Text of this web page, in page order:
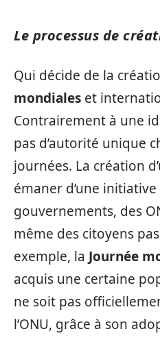
Le processus de
Qui décide de la
mondiales et
Contrairement à une
pas d’autorité unique
journées. La création
émaner d’une
gouvernements, des
même des citoyens
exemple, la Journée
acquis une certaine
ne soit pas
l’ONU, grâce à son